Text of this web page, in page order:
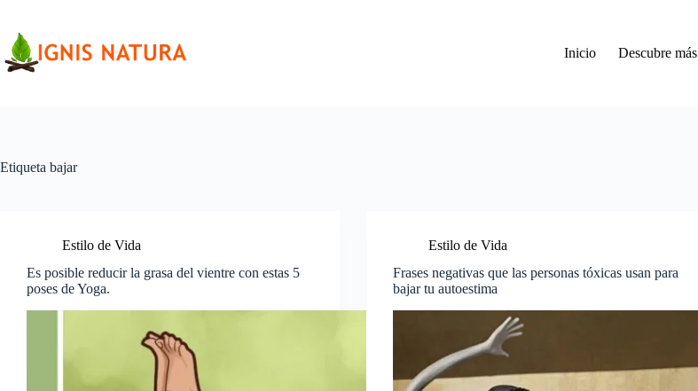
contenido
Inicio
Descubre más
Etiqueta bajar
Estilo de Vida
Es posible reducir la grasa del vientre con estas 5
poses de Yoga.
Estilo de Vida
Frases negativas que las personas tóxicas usan para
bajar tu autoestima